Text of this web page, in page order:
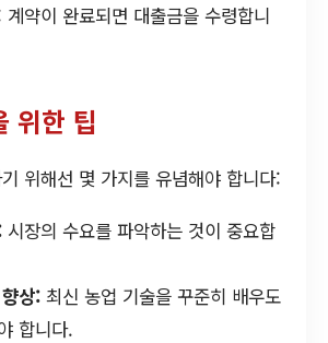
계약이 완료되면 대출금을 수령합니
위한 팁
위해선 몇 가지를 유념해야 합니다:
시장의 수요를 파악하는 것이 중요합
상: 최신 농업 기술을 꾸준히 배우도
합니다.